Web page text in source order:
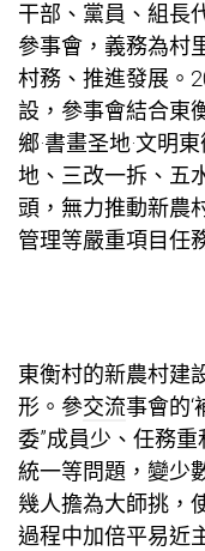
干部、黨員、組長
參事會，義務為村
村務、推進發展。
設，參事會結合東
鄉·書畫圣地·文明
地、三改一拆、五
頭，無力推動新農
管理等嚴重項目任
東衡村的新農村建
形。參交流事會的‘
委”成員少、任務
統一等問題，變少
幾人擔為大師挑，
過程中加倍平易近